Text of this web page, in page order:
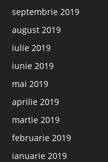
septembrie 2019
august 2019
iulie 2019
iunie 2019
mai 2019
aprilie 2019
martie 2019
februarie 2019
ianuarie 2019